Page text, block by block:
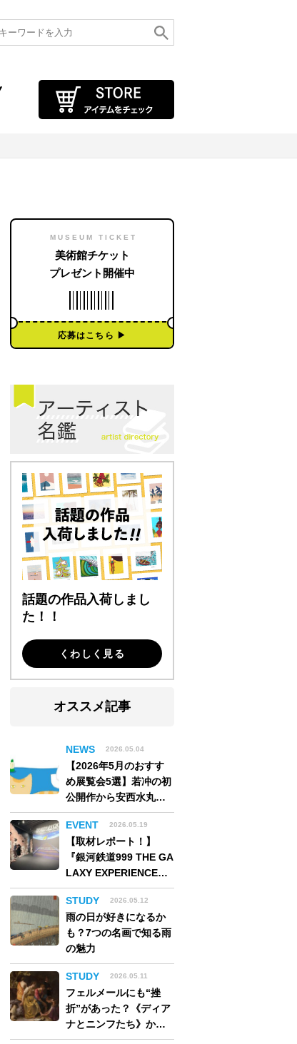
MUSEUM TICKET
美術館チケット
プレゼント開催中
応募はこちら ▶︎
話題の作品入荷しまし
た！！
くわしく見る
オススメ記事
NEWS 2026.05.04
【2026年5月のおすす
め展覧会5選】若冲の初
公開作から安西水丸の
世界、そしてゴッホ
《夜のカフェテラス》
まで
EVENT 2026.05.19
【取材レポート！】
『銀河鉄道999 THE GA
LAXY EXPERIENCE
あの旅は、まだ続いて
いる。』999号に乗り銀
河へ旅立つ。“観る”か
ら“体験する”展覧会
【角川武蔵野ミュージ
アム】
STUDY 2026.05.12
雨の日が好きになるか
も？7つの名画で知る雨
の魅力
STUDY 2026.05.11
フェルメールにも“挫
折”があった？《ディア
ナとニンフたち》から
読み解く巨匠の夢